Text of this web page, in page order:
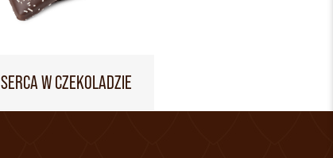
SERCA W CZEKOLADZIE